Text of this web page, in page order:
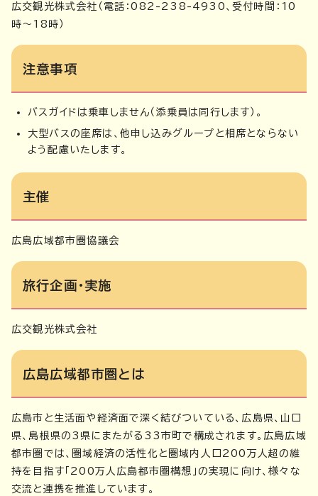
広交観光株式会社（電話：082-238-4930、受付時間：10
時～18時）
注意事項
バスガイドは乗車しません（添乗員は同行します）。
大型バスの座席は、他申し込みグループと相席とならない
よう配慮いたします。
主催
広島広域都市圏協議会
旅行企画・実施
広交観光株式会社
広島広域都市圏とは
広島市と生活面や経済面で深く結びついている、広島県、山口
県、島根県の3県にまたがる33市町で構成されます。広島広域
都市圏では、圏域経済の活性化と圏域内人口200万人超の維
持を目指す「200万人広島都市圏構想」の実現に向け、様々な
交流と連携を推進しています。